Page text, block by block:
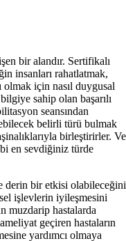
bir alandır. Sertifikalı
insanları rahatlatmak,
olmak için nasıl duygusal
sahip olan başarılı
seansından
belirli türü bulmak
birleştirirler. Ve
en sevdiğiniz türde
derin bir etkisi olabileceğini
işlevlerin iyileşmesini
muzdarip hastalarda
geçiren hastaların
yardımcı olmaya